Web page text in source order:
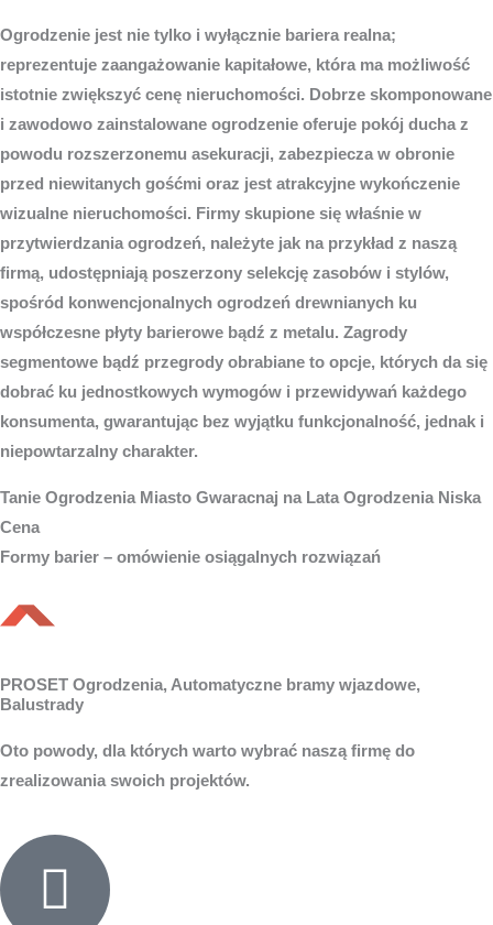
Ogrodzenie jest nie tylko i wyłącznie bariera realna;
reprezentuje zaangażowanie kapitałowe, która ma możliwość
istotnie zwiększyć cenę nieruchomości. Dobrze skomponowane
i zawodowo zainstalowane ogrodzenie oferuje pokój ducha z
powodu rozszerzonemu asekuracji, zabezpiecza w obronie
przed niewitanych gośćmi oraz jest atrakcyjne wykończenie
wizualne nieruchomości. Firmy skupione się właśnie w
przytwierdzania ogrodzeń, należyte jak na przykład z naszą
firmą, udostępniają poszerzony selekcję zasobów i stylów,
spośród konwencjonalnych ogrodzeń drewnianych ku
współczesne płyty barierowe bądź z metalu. Zagrody
segmentowe bądź przegrody obrabiane to opcje, których da się
dobrać ku jednostkowych wymogów i przewidywań każdego
konsumenta, gwarantując bez wyjątku funkcjonalność, jednak i
niepowtarzalny charakter.
Tanie Ogrodzenia Miasto Gwaracnaj na Lata Ogrodzenia Niska
Cena
Formy barier – omówienie osiągalnych rozwiązań
PROSET Ogrodzenia, Automatyczne bramy wjazdowe,
Balustrady
Oto powody, dla których warto wybrać naszą firmę do
zrealizowania swoich projektów.